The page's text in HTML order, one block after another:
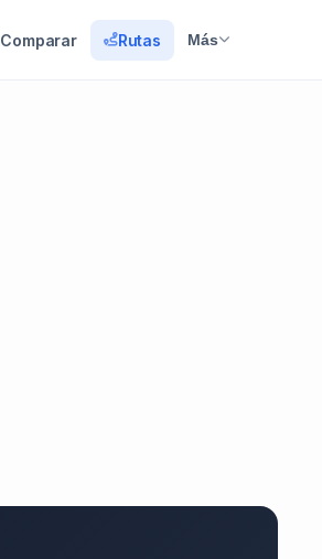
Comparar Rutas Más